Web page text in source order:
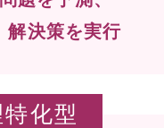
解決策を実行
化型